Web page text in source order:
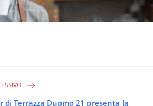
di Terrazza Duomo 21 presenta la